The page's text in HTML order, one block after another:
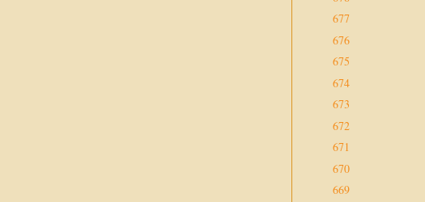
677
676
675
674
673
672
671
670
669